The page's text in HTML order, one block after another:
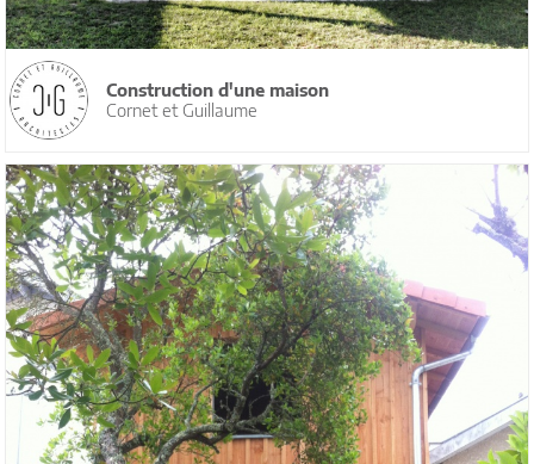
Construction d'une maison
Cornet et Guillaume